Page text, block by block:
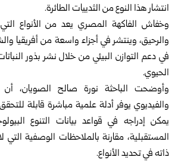
انتشار هذا النوع من الثدييات الطائرة.
وخفاش الفاكهة المصري يعد من الأنواع
والرحيق، وينتشر في أجزاء واسعة من أفريقيا
في دعم التوازن البيئي من خلال نشر بذور
الحيوي.
وأوضحت الباحثة نورة صالح الصويان، أن
والفيديوي يوفر أدلة علمية مباشرة قابلة
يمكن إدراجه في قواعد بيانات التنوع
المستقبلية، مقارنة بالملاحظات الوصفية
ذاته في تحديد الأنواع.